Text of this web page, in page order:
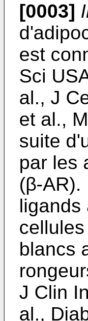
[0003]
est
Sci
al., J
et al.,
suite
par les
(β-AR).
ligands
blancs
J Clin
al.,